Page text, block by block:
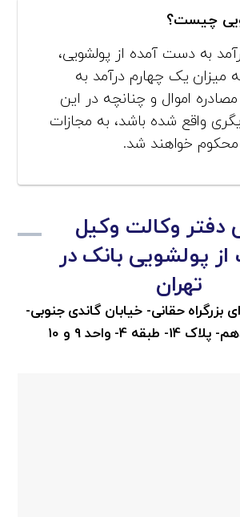
چیست؟
به دست آمده از پولشویی،
میزان یک چهارم درآمد به
اموال و چنانچه در این
واقع شده باشد، به مجازات
خواهند شد.
دفتر وکالت وکیل
پولشویی بانک در
تهران
بزرگراه حقانی- خیابان گاندی جنوبی-
طبقه 4- واحد 9 و 10